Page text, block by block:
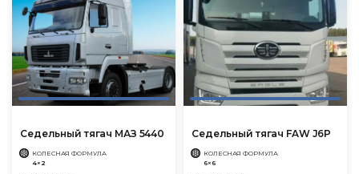
Седельный тягач МАЗ 5440
КОЛЕСНАЯ ФОРМУЛА
4×2
Седельный тягач FAW J6P
КОЛЕСНАЯ ФОРМУЛА
6×6